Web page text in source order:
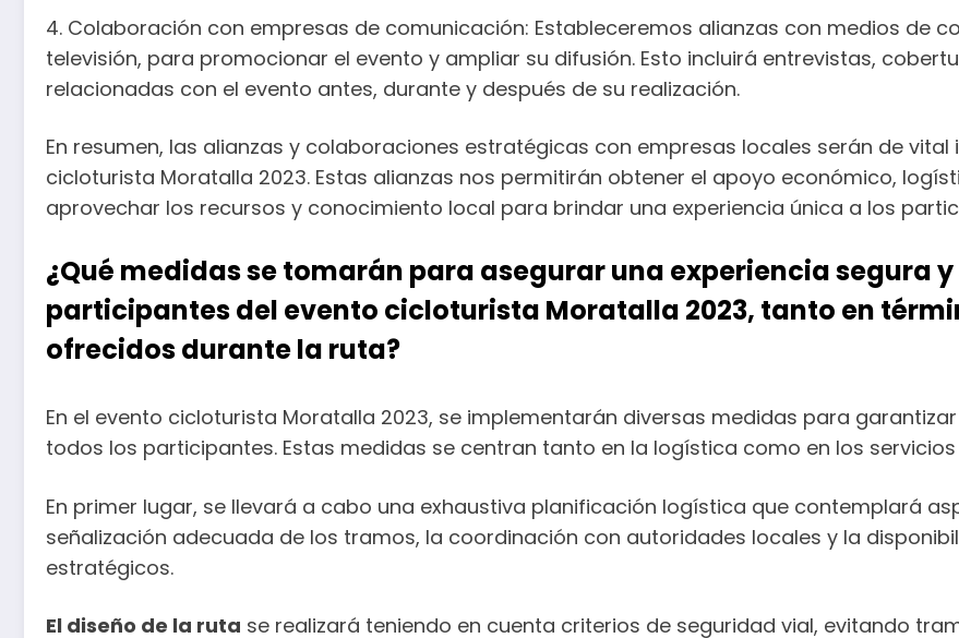
4. Colaboración con empresas de comunicación: Estableceremos alianzas con medios de
televisión, para promocionar el evento y ampliar su difusión. Esto incluirá entrevistas,
relacionadas con el evento antes, durante y después de su realización.
En resumen, las alianzas y colaboraciones estratégicas con empresas locales serán de
cicloturista Moratalla 2023. Estas alianzas nos permitirán obtener el apoyo económico,
aprovechar los recursos y conocimiento local para brindar una experiencia única a los
¿Qué medidas se tomarán para asegurar una experiencia segura
participantes del evento cicloturista Moratalla 2023, tanto en
ofrecidos durante la ruta?
En el evento cicloturista Moratalla 2023, se implementarán diversas medidas para
todos los participantes. Estas medidas se centran tanto en la logística como en los
En primer lugar, se llevará a cabo una exhaustiva planificación logística que contemplará
señalización adecuada de los tramos, la coordinación con autoridades locales y la
estratégicos.
El diseño de la ruta se realizará teniendo en cuenta criterios de seguridad vial, evitando